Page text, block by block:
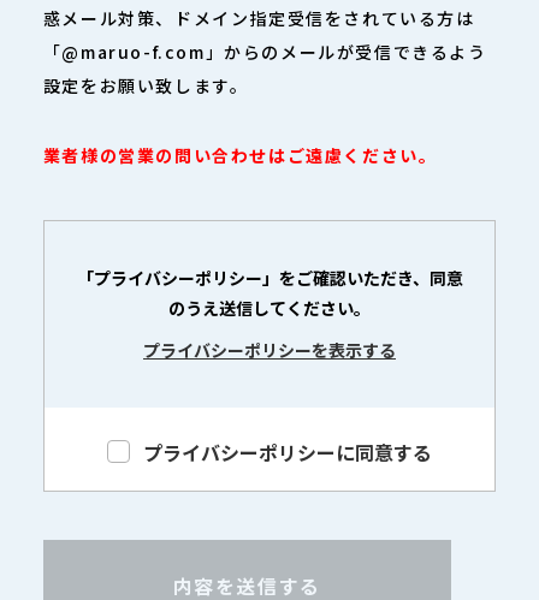
惑メール対策、ドメイン指定受信をされている方は
「@maruo-f.com」からのメールが受信できるよう
設定をお願い致します。
業者様の営業の問い合わせはご遠慮ください。
「プライバシーポリシー」をご確認いただき、同意
のうえ送信してください。
プライバシーポリシーを表示する
プライバシーポリシーに同意する